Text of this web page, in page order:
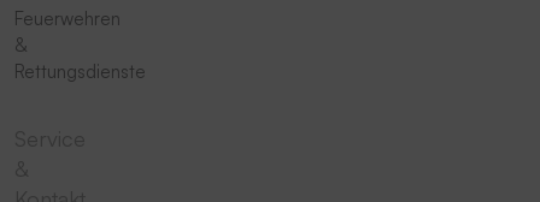
Feuerwehren
&
Rettungsdienste